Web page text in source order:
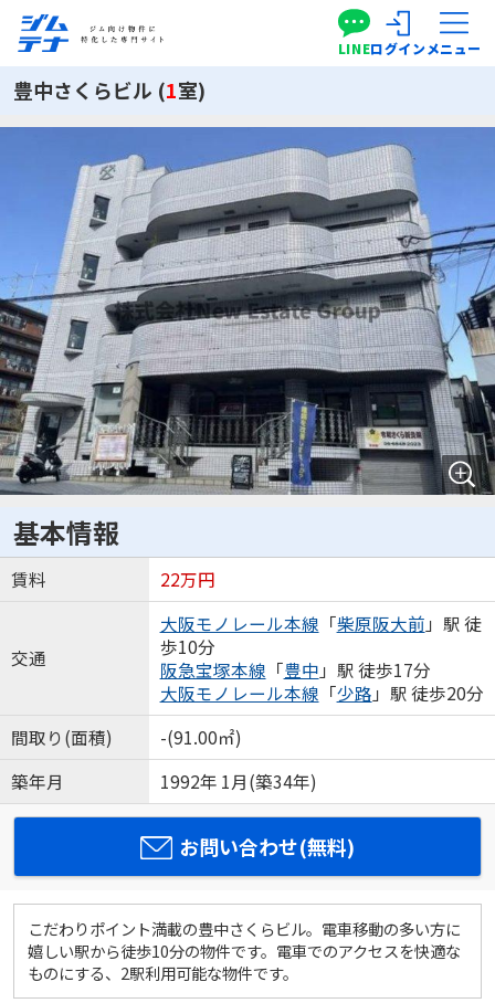
LINEログインメニュー
豊中さくらビル (1室)
基本情報
賃料 22万円
交通
大阪モノレール本線 「柴原阪大前 」駅 徒
歩10分
阪急宝塚本線 「豊中 」駅 徒歩17分
大阪モノレール本線 「少路 」駅 徒歩20分
間取り(面積)
-(91.00㎡)
築年月
1992年 1月(築34年)
お問い合わせ(無料)
こだわりポイント満載の豊中さくらビル。電車移動の多い方に
嬉しい駅から徒歩10分の物件です。電車でのアクセスを快適な
ものにする、2駅利用可能な物件です。